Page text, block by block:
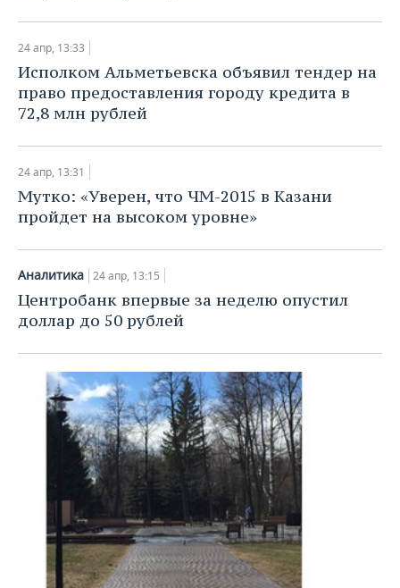
24 апр, 13:33
Исполком Альметьевска объявил тендер на
право предоставления городу кредита в
72,8 млн рублей
24 апр, 13:31
​Мутко: «Уверен, что ЧМ-2015 в Казани
пройдет на высоком уровне»
Аналитика 24 апр, 13:15
​Центробанк впервые за неделю опустил
доллар до 50 рублей